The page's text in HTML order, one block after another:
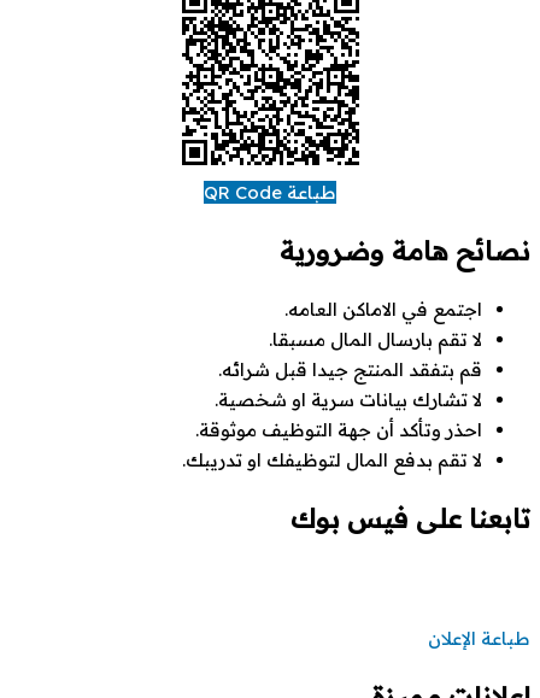
طباعة QR Code
نصائح هامة وضرورية
اجتمع في الاماكن العامه.
لا تقم بارسال المال مسبقا.
قم بتفقد المنتج جيدا قبل شرائه.
لا تشارك بيانات سرية او شخصية.
احذر وتأكد أن جهة التوظيف موثوقة.
لا تقم بدفع المال لتوظيفك او تدريبك.
تابعنا على فيس بوك
طباعة الإعلان